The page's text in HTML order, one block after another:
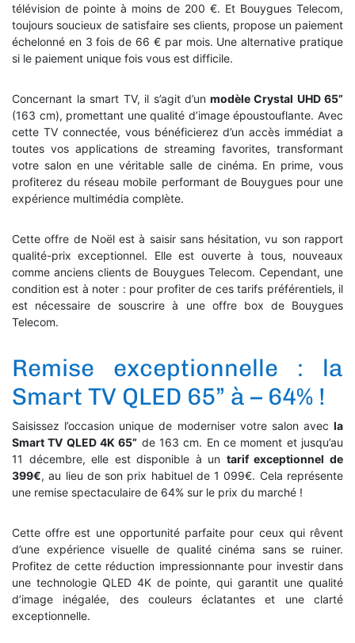
télévision de pointe à moins de 200 €. Et Bouygues Telecom,
toujours soucieux de satisfaire ses clients, propose un paiement
échelonné en 3 fois de 66 € par mois. Une alternative pratique
si le paiement unique fois vous est difficile.
Concernant la smart TV, il s’agit d’un modèle Crystal UHD 65”
(163 cm), promettant une qualité d’image époustouflante. Avec
cette TV connectée, vous bénéficierez d’un accès immédiat a
toutes vos applications de streaming favorites, transformant
votre salon en une véritable salle de cinéma. En prime, vous
profiterez du réseau mobile performant de Bouygues pour une
expérience multimédia complète.
Cette offre de Noël est à saisir sans hésitation, vu son rapport
qualité-prix exceptionnel. Elle est ouverte à tous, nouveaux
comme anciens clients de Bouygues Telecom. Cependant, une
condition est à noter : pour profiter de ces tarifs préférentiels, il
est nécessaire de souscrire à une offre box de Bouygues
Telecom.
Remise exceptionnelle : la
Smart TV QLED 65” à – 64% !
Saisissez l’occasion unique de moderniser votre salon avec la
Smart TV QLED 4K 65” de 163 cm. En ce moment et jusqu’au
11 décembre, elle est disponible à un tarif exceptionnel de
399€, au lieu de son prix habituel de 1 099€. Cela représente
une remise spectaculaire de 64% sur le prix du marché !
Cette offre est une opportunité parfaite pour ceux qui rêvent
d’une expérience visuelle de qualité cinéma sans se ruiner.
Profitez de cette réduction impressionnante pour investir dans
une technologie QLED 4K de pointe, qui garantit une qualité
d’image inégalée, des couleurs éclatantes et une clarté
exceptionnelle.